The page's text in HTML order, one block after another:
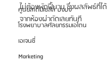
ศูนย์สเต็มเซลล์ บงบง
โรงพยาบาลศัลยกรรมเอโตน
เอเจนซี่
Marketing
ไม่ต้องพักฟื้นาน ซึ่งผลลัพธ์ที่ได้
จากห้องผ่าตัดเลยทันที